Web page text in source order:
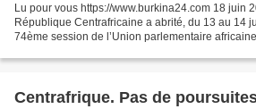
Lu pour vous https://www.burkina24.com 18 juin
République Centrafricaine a abrité, du 13 au 14
74ème session de l’Union parlementaire
Centrafrique. Pas de